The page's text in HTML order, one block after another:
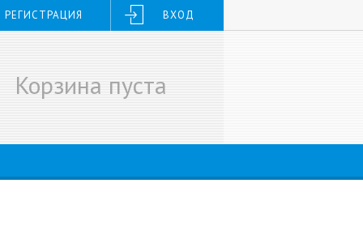
РЕГИСТРАЦИЯ ВХОД
Корзина пуста